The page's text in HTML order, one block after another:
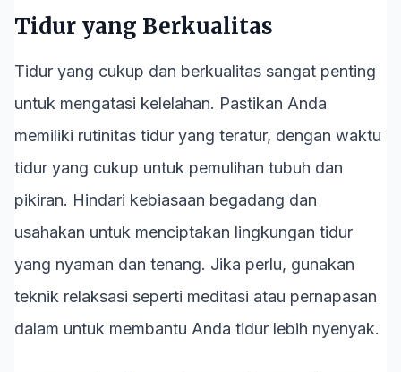
Tidur yang Berkualitas
Tidur yang cukup dan berkualitas sangat penting
untuk mengatasi kelelahan. Pastikan Anda
memiliki rutinitas tidur yang teratur, dengan waktu
tidur yang cukup untuk pemulihan tubuh dan
pikiran. Hindari kebiasaan begadang dan
usahakan untuk menciptakan lingkungan tidur
yang nyaman dan tenang. Jika perlu, gunakan
teknik relaksasi seperti meditasi atau pernapasan
dalam untuk membantu Anda tidur lebih nyenyak.